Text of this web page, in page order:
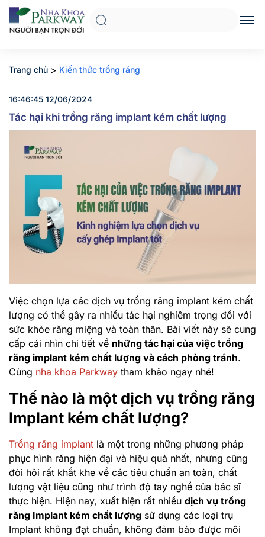
Trang chủ > Kiến thức trồng răng
16:46:45 12/06/2024
Tác hại khi trồng răng implant kém chất lượng
Việc chọn lựa các dịch vụ trồng răng implant kém chất
lượng có thể gây ra nhiều tác hại nghiêm trọng đối với
sức khỏe răng miệng và toàn thân. Bài viết này sẽ cung
cấp cái nhìn chi tiết về những tác hại của việc trồng
răng implant kém chất lượng và cách phòng tránh.
Cùng nha khoa Parkway tham khảo ngay nhé!
Thế nào là một dịch vụ trồng răng
Implant kém chất lượng?
Trồng răng implant là một trong những phương pháp
phục hình răng hiện đại và hiệu quả nhất, nhưng cũng
đòi hỏi rất khắt khe về các tiêu chuẩn an toàn, chất
lượng vật liệu cũng như trình độ tay nghề của bác sĩ
thực hiện. Hiện nay, xuất hiện rất nhiều dịch vụ trồng
răng Implant kém chất lượng sử dụng các loại trụ
Implant không đạt chuẩn, không đảm bảo được môi